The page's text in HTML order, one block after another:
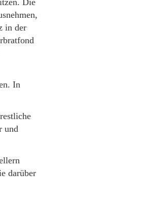
Die
in der
In
und
darüber